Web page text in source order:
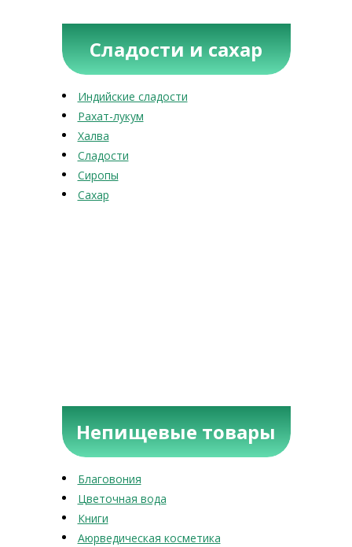
Сладости и сахар
Индийские сладости
Рахат-лукум
Халва
Сладости
Сиропы
Сахар
Непищевые товары
Благовония
Цветочная вода
Книги
Аюрведическая косметика